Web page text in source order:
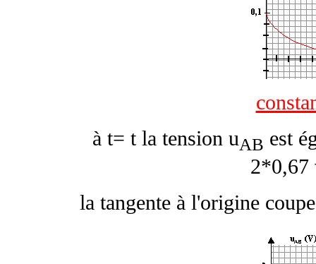
à t= tla tension uAB est
2*0,67
la tangente à l'origine